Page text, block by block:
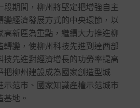
期間，柳州將堅定把增強自主
變經濟發展方式的中央環節，以
高新區為重點，繼續大力推進柳
轉變，使柳州科技先進到達西部
技先進對經濟增長的功勞率提高
把柳州建設成為國家創造型城
示范市、國家知識產權示范城市
地。